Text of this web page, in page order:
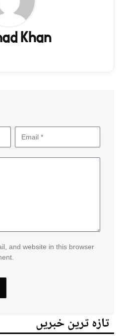
Khan
and website in this browser
تازہ ترین خبریں